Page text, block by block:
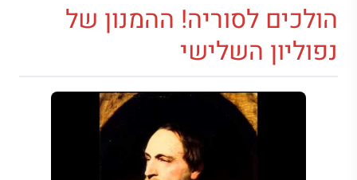
הולכים לסוריה! ההמנון של
נפוליון השלישי